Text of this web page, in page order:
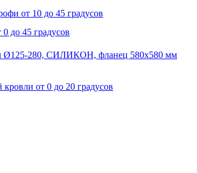
от 10 до 45 градусов
до 45 градусов
Ø125-280, СИЛИКОН, фланец 580х580 мм
от 0 до 20 градусов